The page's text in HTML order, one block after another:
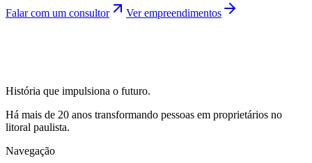
Falar com um consultor Ver empreendimentos
História que impulsiona o futuro.
Há mais de 20 anos transformando pessoas em proprietários no
litoral paulista.
Navegação